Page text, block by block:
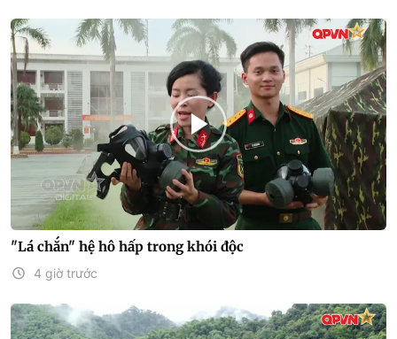
"Lá chắn" hệ hô hấp trong khói độc
4 giờ trước